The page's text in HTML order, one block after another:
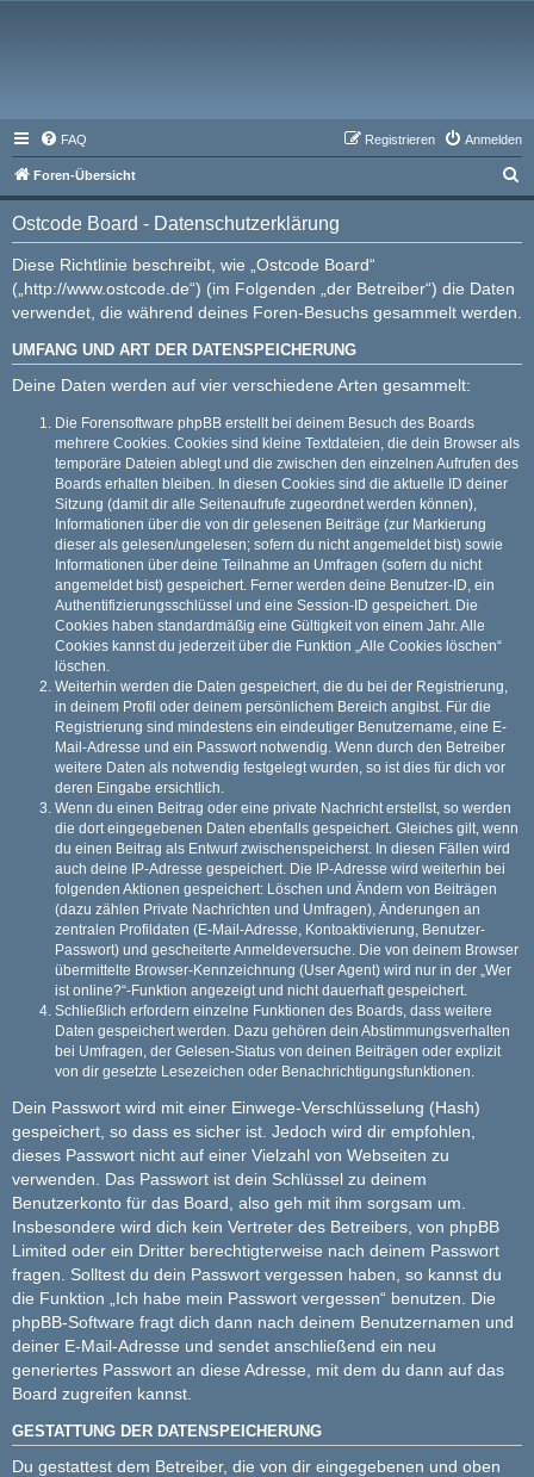
FAQ Anmelden
Registrieren
Foren-Übersicht
u
Ostcode Board - Datenschutzerklärung
Diese Richtlinie beschreibt, wie „Ostcode Board“
(„http://www.ostcode.de“) (im Folgenden „der Betreiber“) die Daten
verwendet, die während deines Foren-Besuchs gesammelt werden.
UMFANG UND ART DER DATENSPEICHERUNG
Deine Daten werden auf vier verschiedene Arten gesammelt:
Die Forensoftware phpBB erstellt bei deinem Besuch des Boards
mehrere Cookies. Cookies sind kleine Textdateien, die dein Browser als
temporäre Dateien ablegt und die zwischen den einzelnen Aufrufen des
Boards erhalten bleiben. In diesen Cookies sind die aktuelle ID deiner
Sitzung (damit dir alle Seitenaufrufe zugeordnet werden können),
Informationen über die von dir gelesenen Beiträge (zur Markierung
dieser als gelesen/ungelesen; sofern du nicht angemeldet bist) sowie
Informationen über deine Teilnahme an Umfragen (sofern du nicht
angemeldet bist) gespeichert. Ferner werden deine Benutzer-ID, ein
Authentifizierungsschlüssel und eine Session-ID gespeichert. Die
Cookies haben standardmäßig eine Gültigkeit von einem Jahr. Alle
Cookies kannst du jederzeit über die Funktion „Alle Cookies löschen“
löschen.
Weiterhin werden die Daten gespeichert, die du bei der Registrierung,
in deinem Profil oder deinem persönlichem Bereich angibst. Für die
Registrierung sind mindestens ein eindeutiger Benutzername, eine E-
Mail-Adresse und ein Passwort notwendig. Wenn durch den Betreiber
weitere Daten als notwendig festgelegt wurden, so ist dies für dich vor
deren Eingabe ersichtlich.
Wenn du einen Beitrag oder eine private Nachricht erstellst, so werden
die dort eingegebenen Daten ebenfalls gespeichert. Gleiches gilt, wenn
du einen Beitrag als Entwurf zwischenspeicherst. In diesen Fällen wird
auch deine IP-Adresse gespeichert. Die IP-Adresse wird weiterhin bei
folgenden Aktionen gespeichert: Löschen und Ändern von Beiträgen
(dazu zählen Private Nachrichten und Umfragen), Änderungen an
zentralen Profildaten (E-Mail-Adresse, Kontoaktivierung, Benutzer-
Passwort) und gescheiterte Anmeldeversuche. Die von deinem Browser
übermittelte Browser-Kennzeichnung (User Agent) wird nur in der „Wer
ist online?“-Funktion angezeigt und nicht dauerhaft gespeichert.
Schließlich erfordern einzelne Funktionen des Boards, dass weitere
Daten gespeichert werden. Dazu gehören dein Abstimmungsverhalten
bei Umfragen, der Gelesen-Status von deinen Beiträgen oder explizit
von dir gesetzte Lesezeichen oder Benachrichtigungsfunktionen.
Dein Passwort wird mit einer Einwege-Verschlüsselung (Hash)
gespeichert, so dass es sicher ist. Jedoch wird dir empfohlen,
dieses Passwort nicht auf einer Vielzahl von Webseiten zu
verwenden. Das Passwort ist dein Schlüssel zu deinem
Benutzerkonto für das Board, also geh mit ihm sorgsam um.
Insbesondere wird dich kein Vertreter des Betreibers, von phpBB
Limited oder ein Dritter berechtigterweise nach deinem Passwort
fragen. Solltest du dein Passwort vergessen haben, so kannst du
die Funktion „Ich habe mein Passwort vergessen“ benutzen. Die
phpBB-Software fragt dich dann nach deinem Benutzernamen und
deiner E-Mail-Adresse und sendet anschließend ein neu
generiertes Passwort an diese Adresse, mit dem du dann auf das
Board zugreifen kannst.
GESTATTUNG DER DATENSPEICHERUNG
Du gestattest dem Betreiber, die von dir eingegebenen und oben